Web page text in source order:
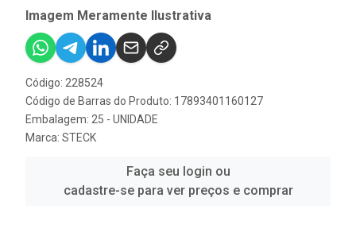
Imagem Meramente Ilustrativa
Código: 228524
Código de Barras do Produto: 17893401160127
Embalagem: 25 - UNIDADE
Marca: STECK
Faça seu login ou
cadastre-se para ver preços e comprar